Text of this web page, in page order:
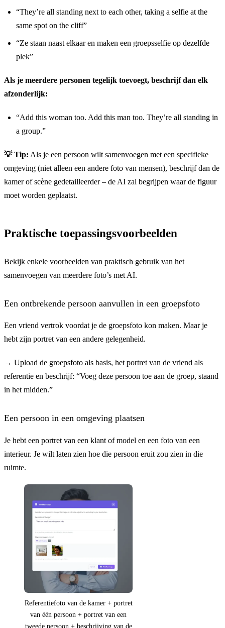
“They’re all standing next to each other, taking a selfie at the
same spot on the cliff”
“Ze staan naast elkaar en maken een groepsselfie op dezelfde
plek”
Als je meerdere personen tegelijk toevoegt, beschrijf dan elk
afzonderlijk:
“Add this woman too. Add this man too. They’re all standing in
a group.”
💡 Tip: Als je een persoon wilt samenvoegen met een specifieke
omgeving (niet alleen een andere foto van mensen), beschrijf dan de
kamer of scène gedetailleerder – de AI zal begrijpen waar de figuur
moet worden geplaatst.
Praktische toepassingsvoorbeelden
Bekijk enkele voorbeelden van praktisch gebruik van het
samenvoegen van meerdere foto’s met AI.
Een ontbrekende persoon aanvullen in een groepsfoto
Een vriend vertrok voordat je de groepsfoto kon maken. Maar je
hebt zijn portret van een andere gelegenheid.
→ Upload de groepsfoto als basis, het portret van de vriend als
referentie en beschrijf: “Voeg deze persoon toe aan de groep, staand
in het midden.”
Een persoon in een omgeving plaatsen
Je hebt een portret van een klant of model en een foto van een
interieur. Je wilt laten zien hoe die persoon eruit zou zien in die
ruimte.
Referentiefoto van de kamer + portret
van één persoon + portret van een
tweede persoon + beschrijving van de